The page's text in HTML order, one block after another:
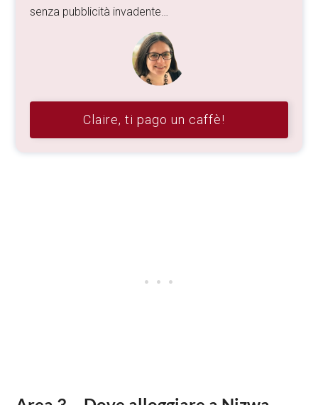
senza pubblicità invadente…
Claire, ti pago un caffè!